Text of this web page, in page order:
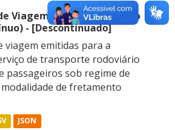
Viagem Nacional – Serviço
- [Descontinuado]
viagem emitidas para a
de transporte rodoviário
passageiros sob regime de
de fretamento
JSON